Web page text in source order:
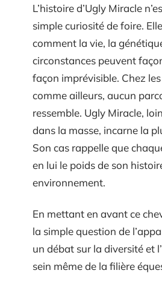
L’histoire d’Ugly Miracle
simple curiosité de foire.
comment la vie, la
circonstances peuvent
façon imprévisible. Chez
comme ailleurs, aucun
ressemble. Ugly Miracle,
dans la masse, incarne la
Son cas rappelle que
en lui le poids de son
environnement.
En mettant en avant ce
la simple question de
un débat sur la diversité et
sein même de la filière